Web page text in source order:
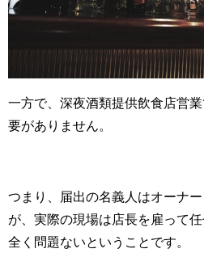
一方で、深夜酒類提供飲食店営
要がありません。
つまり、届出の名義人はオーナ
が、実際の現場は店長を雇って
全く問題ないということです。